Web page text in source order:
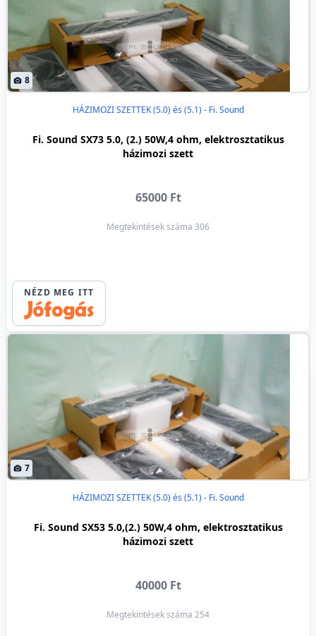
8
HÁZIMOZI SZETTEK (5.0) és (5.1) - Fi. Sound
Fi. Sound SX73 5.0, (2.) 50W,4 ohm, elektrosztatikus
házimozi szett
65000 Ft
Megtekintések száma 306
NÉZD MEG ITT
7
HÁZIMOZI SZETTEK (5.0) és (5.1) - Fi. Sound
Fi. Sound SX53 5.0,(2.) 50W,4 ohm, elektrosztatikus
házimozi szett
40000 Ft
Megtekintések száma 254